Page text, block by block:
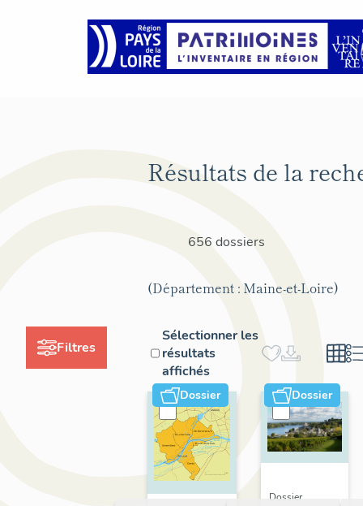
Filtres
Résultats de la
656 dossiers
(Département : Maine-et-Loire)
Sélectionner les
résultats
affichés
Dossier Dossier
Dossier